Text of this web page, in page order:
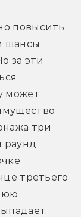
повысить
шансы
за эти
может
три
третьего